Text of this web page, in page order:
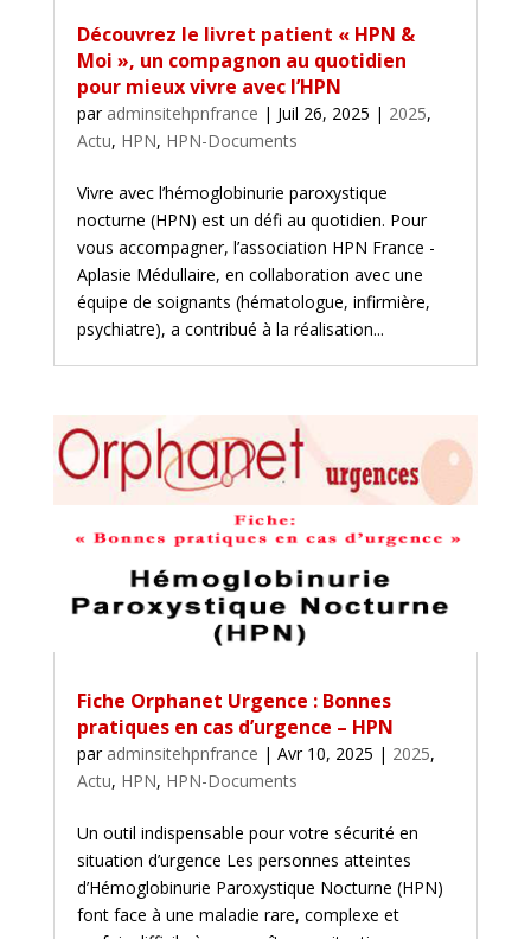
Découvrez le livret patient « HPN &
Moi », un compagnon au quotidien
pour mieux vivre avec l’HPN
par adminsitehpnfrance | Juil 26, 2025 | 2025,
Actu, HPN, HPN-Documents
Vivre avec l’hémoglobinurie paroxystique
nocturne (HPN) est un défi au quotidien. Pour
vous accompagner, l’association HPN France -
Aplasie Médullaire, en collaboration avec une
équipe de soignants (hématologue, infirmière,
psychiatre), a contribué à la réalisation...
Fiche Orphanet Urgence : Bonnes
pratiques en cas d’urgence – HPN
par adminsitehpnfrance | Avr 10, 2025 | 2025,
Actu, HPN, HPN-Documents
Un outil indispensable pour votre sécurité en
situation d’urgence Les personnes atteintes
d’Hémoglobinurie Paroxystique Nocturne (HPN)
font face à une maladie rare, complexe et